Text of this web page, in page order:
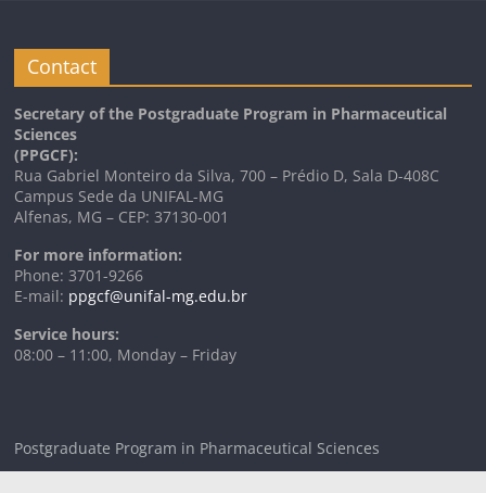
Contact
Secretary of the Postgraduate Program in Pharmaceutical
Sciences
(PPGCF):
Rua Gabriel Monteiro da Silva, 700 – Prédio D, Sala D-408C
Campus Sede da UNIFAL-MG
Alfenas, MG – CEP: 37130-001
For more information:
Phone: 3701-9266
E-mail: ppgcf@unifal-mg.edu.br
Service hours:
08:00 – 11:00, Monday – Friday
Postgraduate Program in Pharmaceutical Sciences